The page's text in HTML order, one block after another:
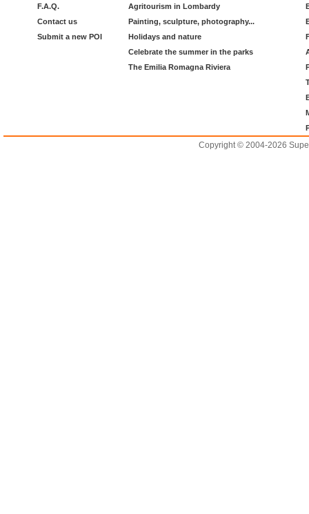
F.A.Q.
Contact us
Submit a new POI
Agritourism in Lombardy
Painting, sculpture, photography...
Holidays and nature
Celebrate the summer in the parks
The Emilia Romagna Riviera
Copyright © 2004-2026